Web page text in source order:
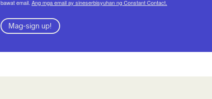
bawat email. Ang mga email ay sineserbisyuhan ng Constant Contact.
Mag-sign up!